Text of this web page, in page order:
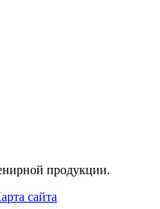
продукции.
сайта